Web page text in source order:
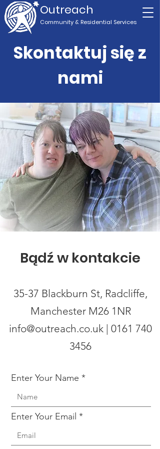
Outreach
Community & Residential Services
Skontaktuj się z
nami
Bądź w kontakcie
35-37 Blackburn St, Radcliffe,
Manchester M26 1NR
info@outreach.co.uk | 0161 740
3456
Enter Your Name
Enter Your Email